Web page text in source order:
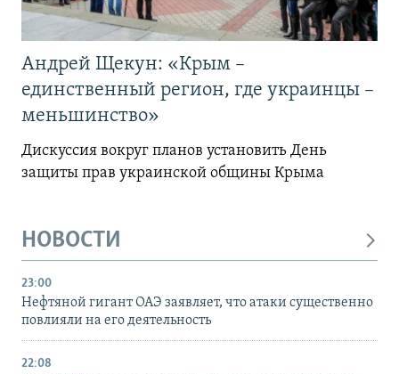
Андрей Щекун: «Крым –
единственный регион, где украинцы –
меньшинство»
Дискуссия вокруг планов установить День
защиты прав украинской общины Крыма
НОВОСТИ
23:00
Нефтяной гигант ОАЭ заявляет, что атаки существенно
повлияли на его деятельность
22:08